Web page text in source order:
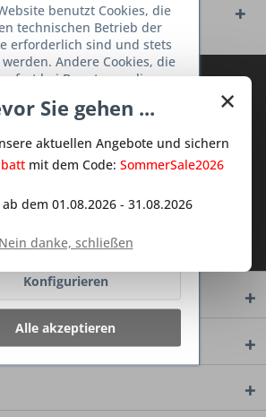
Sie den kostenlosen Deine
Newsletter und verpassen
oder Aktion mehr aus
Küchen - Shop.
genommen.
×
Sie gehen ...
aktuellen Angebote und sichern
mit dem Code: SommerSale2026
dem 01.08.2026 - 31.08.2026
Nein danke, schließen
benutzt Cookies, die
technischen Betrieb der
erforderlich sind und stets
Andere Cookies, die
bei Benutzung dieser
oder die Interaktion mit
vereinfachen sollen,
nur mit Ihrer Zustimmung
Ablehnen
Konfigurieren
Alle akzeptieren